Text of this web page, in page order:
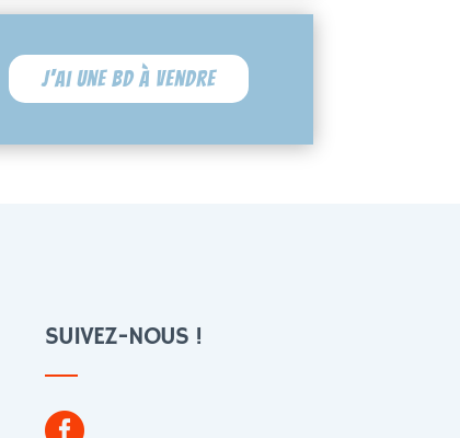
J'ai une BD à vendre
SUIVEZ-NOUS !
